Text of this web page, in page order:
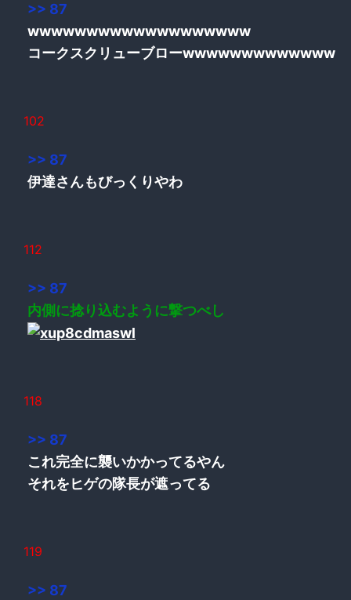
>> 87
wwwwwwwwwwwwwwwwwww
コークスクリューブローwwwwwwwwwwwww
102
>> 87
伊達さんもびっくりやわ
112
>> 87
内側に捻り込むように撃つべし
118
>> 87
これ完全に襲いかかってるやん
それをヒゲの隊長が遮ってる
119
>> 87